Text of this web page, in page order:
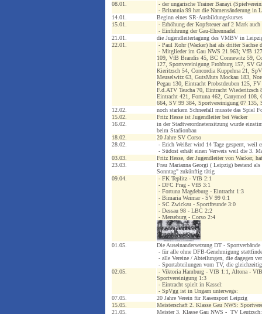
08.01.
- der ungarische Trainer Banayi
- Britannia 99 hat die Namensänderung in
14.01.
Beginn eines SR-Ausbildungskurses
15.01.
- Erhöhung der Kopfsteuer auf 2 Mark auch
- Einführung der Gau-Ehrennadel
21.01.
die Jugendleitertagung des VMBV in
22.01.
- Paul Rohr (Wacker) hat als dritter Sachse
- Mitglieder im Gau NWS 21.963; VfB
109, VfB Brandis 45, BC Connewitz 59,
127, Sportvereinigung Frohburg 157, SV
Kieritzsch 54, Concordia Kuppehna 21,
Meuselwitz 63, GutsMuts Mockau 183,
Pegau 130, Eintracht Probstdeuben 125,
F.d.ATV Taucha 70, Eintracht
Eintracht 421, Fortuna 462, Ganymed
664, SV 99 384, Sportvereinigung 07 135,
12.02.
noch starkem Schneefall musste das Spiel
15.02.
Fritz Hesse ist Jugendleiter bei Wacker
16.02.
in der Stadtverordnetensitzung wurde
beim Stadionbau
18.02.
20 Jahre SV Corso
28.02.
- Erich Weißer wird 14 Tage gesperrt, weil
- Südost erhält einen Verweis weil die 3.
03.03.
Fritz Hesse, der Jugendleiter von Wacker,
23.03.
Frau Marianna Georgi ( Leipzig) bestand
Sonntag" zukünftig tätig
09.04.
- FK Teplitz - VfB 2:1
- DFC Prag - VfB 3:1
- Fortuna Magdeburg - Eintracht 1:3
- Bimaria Weimar - SV 99 0:1
- SC Zwickau - Sportfreunde 3:0
- Dessau 98 - LBC 2:2
- Merseburg - Corso 2:4
01.05.
Die Auseinandersetzung DT -
- für alle ohne DFB-Genehmigung
- alle Vereine / Abteilungen, die dagegen
- Sportabteilungen vom TV, die
02.05.
- Viktoria Hamburg - VfB 1:1, Altona -
Sportvereinigung 1:3
- Eintracht spielt in Kassel:
- SpVgg ist in Ungarn unterwegs:
07.05.
20 Jahre Verein für Rasensport Leipzig
15.05.
Meisterschaft 2. Klasse Gau NWS:
21.05.
Meister 3. Klasse Gau NWS - TV